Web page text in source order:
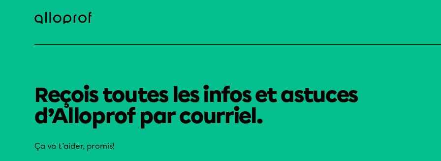
Reçois toutes les infos et astuces
d’Alloprof par courriel.
Ça va t’aider, promis!